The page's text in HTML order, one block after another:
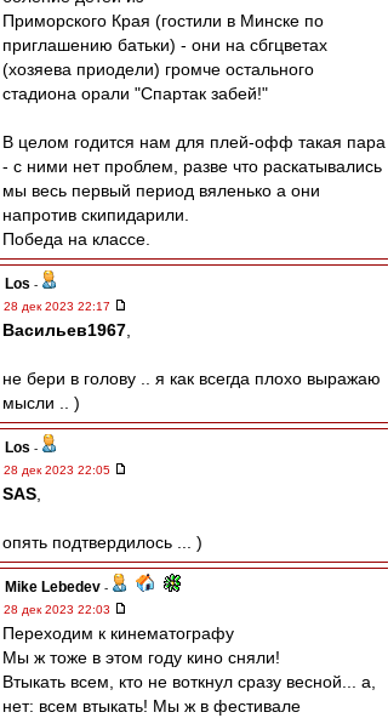
Приморского Края (гостили в Минске по
приглашению батьки) - они на сбгцветах
(хозяева приодели) громче остального
стадиона орали "Спартак забей!"
В целом годится нам для плей-офф такая пара
- с ними нет проблем, разве что раскатывались
мы весь первый период вяленько а они
напротив скипидарили.
Победа на классе.
Los -
28 дек 2023 22:17
Васильев1967
не бери в голову .. я как всегда плохо выражаю
мысли .. )
Los -
28 дек 2023 22:05
SAS
опять подтвердилось ... )
Mike Lebedev -
28 дек 2023 22:03
Переходим к кинематографу
Мы ж тоже в этом году кино сняли!
Втыкать всем, кто не воткнул сразу весной... а,
нет: всем втыкать! Мы ж в фестивале